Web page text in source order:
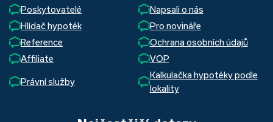
Poskytovatelé
Napsali o nás
Hlídač hypoték
Pro novináře
Reference
Ochrana osobních údajů
Affiliate
VOP
Právní služby
Kalkulačka hypotéky podle
lokality